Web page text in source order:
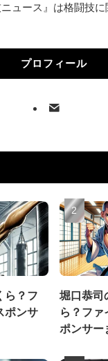
ュース』は格闘技
プロフィール
ら？フ
ポンサ
堀口恭司
ら？ファ
ポンサー